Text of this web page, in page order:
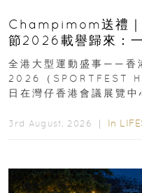
Champimom送禮
節2026載譽歸來：
動、街舞比賽＋逾百
全港大型運動盛事——香
2026（SPORTFEST
日在灣仔香港會議展覽
3rd August, 2026 ｜ In